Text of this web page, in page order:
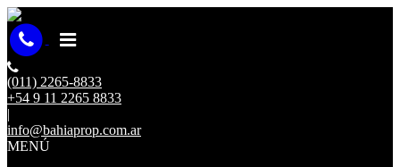
(011) 2265-8833
+54 9 11 2265 8833
|
info@bahiaprop.com.ar
MENÚ